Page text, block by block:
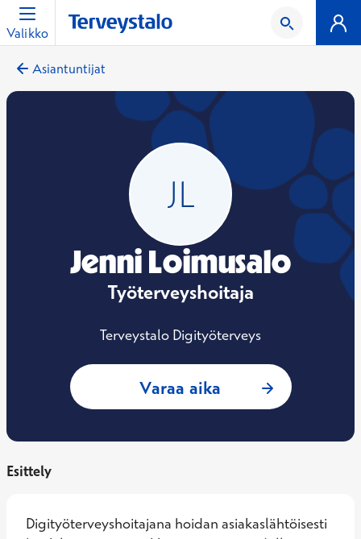
Valikko
Asiantuntijat
Jenni Loimusalo
Työterveyshoitaja
Terveystalo Digityöterveys
Varaa aika : Jenni
Esittely
Digityöterveyshoitajana hoidan asiakaslähtöisesti